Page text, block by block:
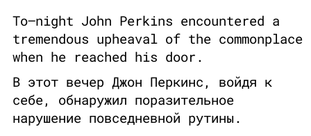
To–night John Perkins encountered a
tremendous upheaval of the commonplace
when he reached his door.
В этот вечер Джон Перкинс, войдя к
себе, обнаружил поразительное
нарушение повседневной рутины.